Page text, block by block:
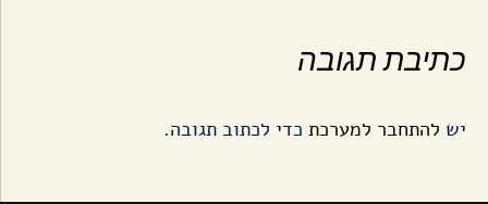
כתיבת תגובה
יש להתחבר למערכת כדי לכתוב תגובה.